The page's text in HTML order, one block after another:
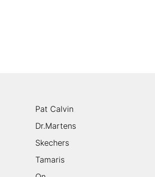
Pat Calvin
Dr.Martens
Skechers
Tamaris